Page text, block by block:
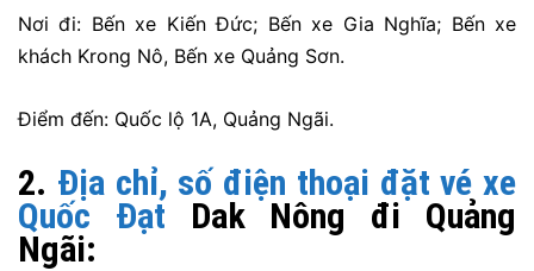
Nơi đi: Bến xe Kiến Đức; Bến xe Gia Nghĩa; Bến xe
khách Krong Nô, Bến xe Quảng Sơn.
Điểm đến: Quốc lộ 1A, Quảng Ngãi.
2. Địa chỉ, số điện thoại đặt vé xe
Quốc Đạt Dak Nông đi Quảng
Ngãi: